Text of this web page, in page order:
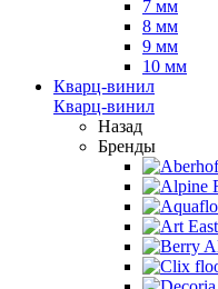
7 мм
8 мм
9 мм
10 мм
Кварц-винил
Кварц-винил
Назад
Бренды